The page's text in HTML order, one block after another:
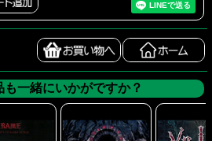
も一緒にいかがですか？